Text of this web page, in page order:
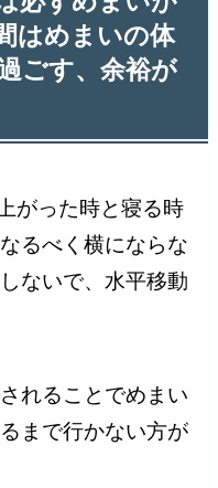
はめまいの体
ごす、余裕が
がった時と寝る時
るべく横にならな
ないで、水平移動
れることでめまい
まで行かない方が